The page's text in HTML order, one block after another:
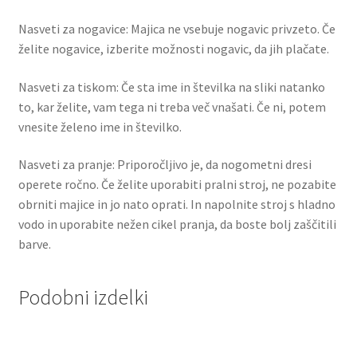
Nasveti za nogavice: Majica ne vsebuje nogavic privzeto. Če
želite nogavice, izberite možnosti nogavic, da jih plačate.
Nasveti za tiskom: Če sta ime in številka na sliki natanko
to, kar želite, vam tega ni treba več vnašati. Če ni, potem
vnesite želeno ime in številko.
Nasveti za pranje: Priporočljivo je, da nogometni dresi
operete ročno. Če želite uporabiti pralni stroj, ne pozabite
obrniti majice in jo nato oprati. In napolnite stroj s hladno
vodo in uporabite nežen cikel pranja, da boste bolj zaščitili
barve.
Podobni izdelki